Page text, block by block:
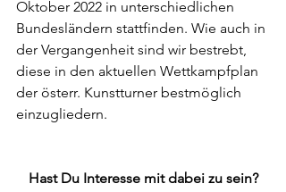
Oktober 2022 in unterschiedlichen
Bundesländern stattfinden. Wie auch in
der Vergangenheit sind wir bestrebt,
diese in den aktuellen Wettkampfplan
der österr. Kunstturner bestmöglich
einzugliedern.
Hast Du Interesse mit dabei zu sein?